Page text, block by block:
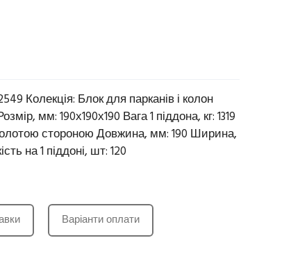
Колекція: Блок для парканів і колон
мм: 190х190х190 Вага 1 піддона, кг: 1319
стороною Довжина, мм: 190 Ширина,
на 1 піддоні, шт: 120
Варіанти оплати